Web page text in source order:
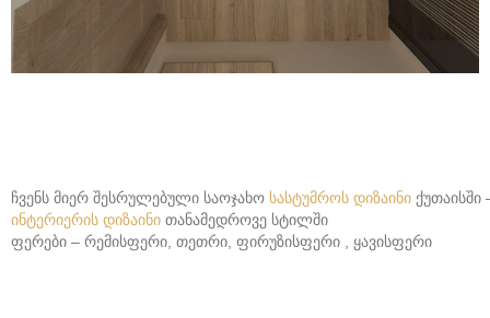
ჩვენს მიერ შესრულებული საოჯახო სასტუმროს დიზაინი
ინტერიერის დიზაინი თანამედროვე სტილში
ფერები – რემისფერი, თეთრი, ფირუზისფერი , ყავისფერი